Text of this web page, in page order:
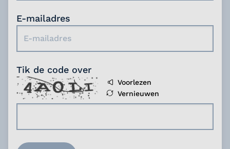
E-mailadres
Tik de code over
Voorlezen
Vernieuwen